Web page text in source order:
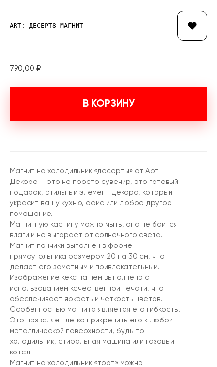
ART: ДЕСЕРТ8_МАГНИТ
790,00 ₽
В КОРЗИНУ
Магнит на холодильник «десерты» от Арт-
Декоро — это не просто сувенир, это готовый
подарок, стильный элемент декора, который
украсит вашу кухню, офис или любое другое
помещение.
Магнитную картину можно мыть, она не боится
влаги и не выгорает от солнечного света.
Магнит пончики выполнен в форме
прямоугольника размером 20 на 30 см, что
делает его заметным и привлекательным.
Изображение кекс на нем выполнено с
использованием качественной печати, что
обеспечивает яркость и четкость цветов.
Особенностью магнита является его гибкость.
Это позволяет легко прикрепить его к любой
металлической поверхности, будь то
холодильник, стиральная машина или газовый
котел.
Магнит на холодильник «торт» можно